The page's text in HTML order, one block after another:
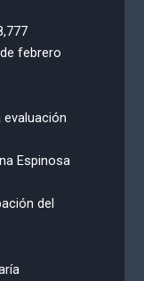
febrero
evaluación
Espinosa
del